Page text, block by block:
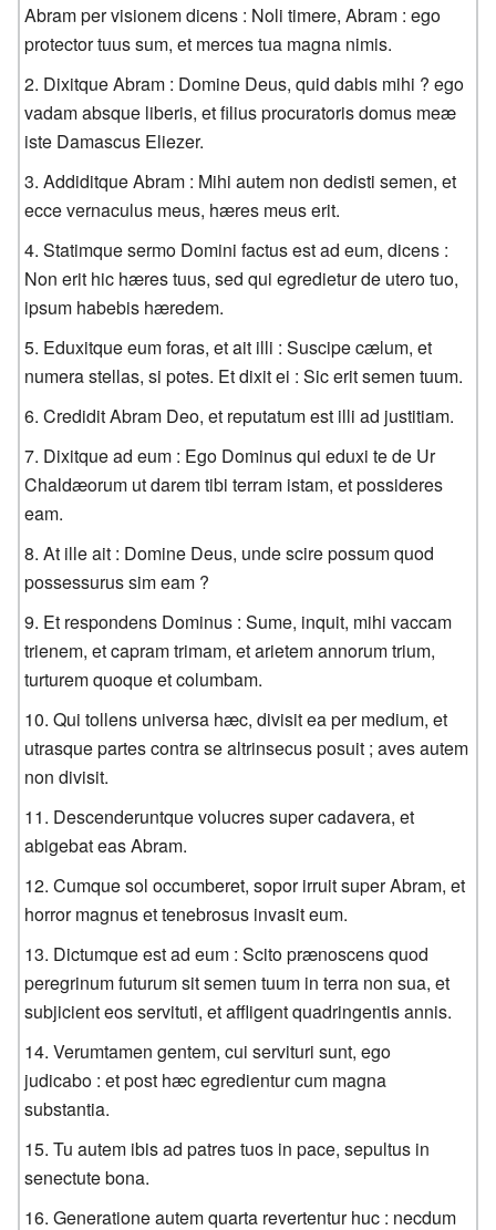
Abram per visionem dicens : Noli timere, Abram : ego
protector tuus sum, et merces tua magna nimis.
Dixitque Abram : Domine Deus, quid dabis mihi ? ego
vadam absque liberis, et filius procuratoris domus meæ
iste Damascus Eliezer.
Addiditque Abram : Mihi autem non dedisti semen, et
ecce vernaculus meus, hæres meus erit.
Statimque sermo Domini factus est ad eum, dicens :
Non erit hic hæres tuus, sed qui egredietur de utero tuo,
ipsum habebis hæredem.
Eduxitque eum foras, et ait illi : Suscipe cælum, et
numera stellas, si potes. Et dixit ei : Sic erit semen tuum.
Credidit Abram Deo, et reputatum est illi ad justitiam.
Dixitque ad eum : Ego Dominus qui eduxi te de Ur
Chaldæorum ut darem tibi terram istam, et possideres
eam.
At ille ait : Domine Deus, unde scire possum quod
possessurus sim eam ?
Et respondens Dominus : Sume, inquit, mihi vaccam
trienem, et capram trimam, et arietem annorum trium,
turturem quoque et columbam.
Qui tollens universa hæc, divisit ea per medium, et
utrasque partes contra se altrinsecus posuit ; aves autem
non divisit.
Descenderuntque volucres super cadavera, et
abigebat eas Abram.
Cumque sol occumberet, sopor irruit super Abram, et
horror magnus et tenebrosus invasit eum.
Dictumque est ad eum : Scito prænoscens quod
peregrinum futurum sit semen tuum in terra non sua, et
subjicient eos servituti, et affligent quadringentis annis.
Verumtamen gentem, cui servituri sunt, ego
judicabo : et post hæc egredientur cum magna
substantia.
Tu autem ibis ad patres tuos in pace, sepultus in
senectute bona.
Generatione autem quarta revertentur huc : necdum